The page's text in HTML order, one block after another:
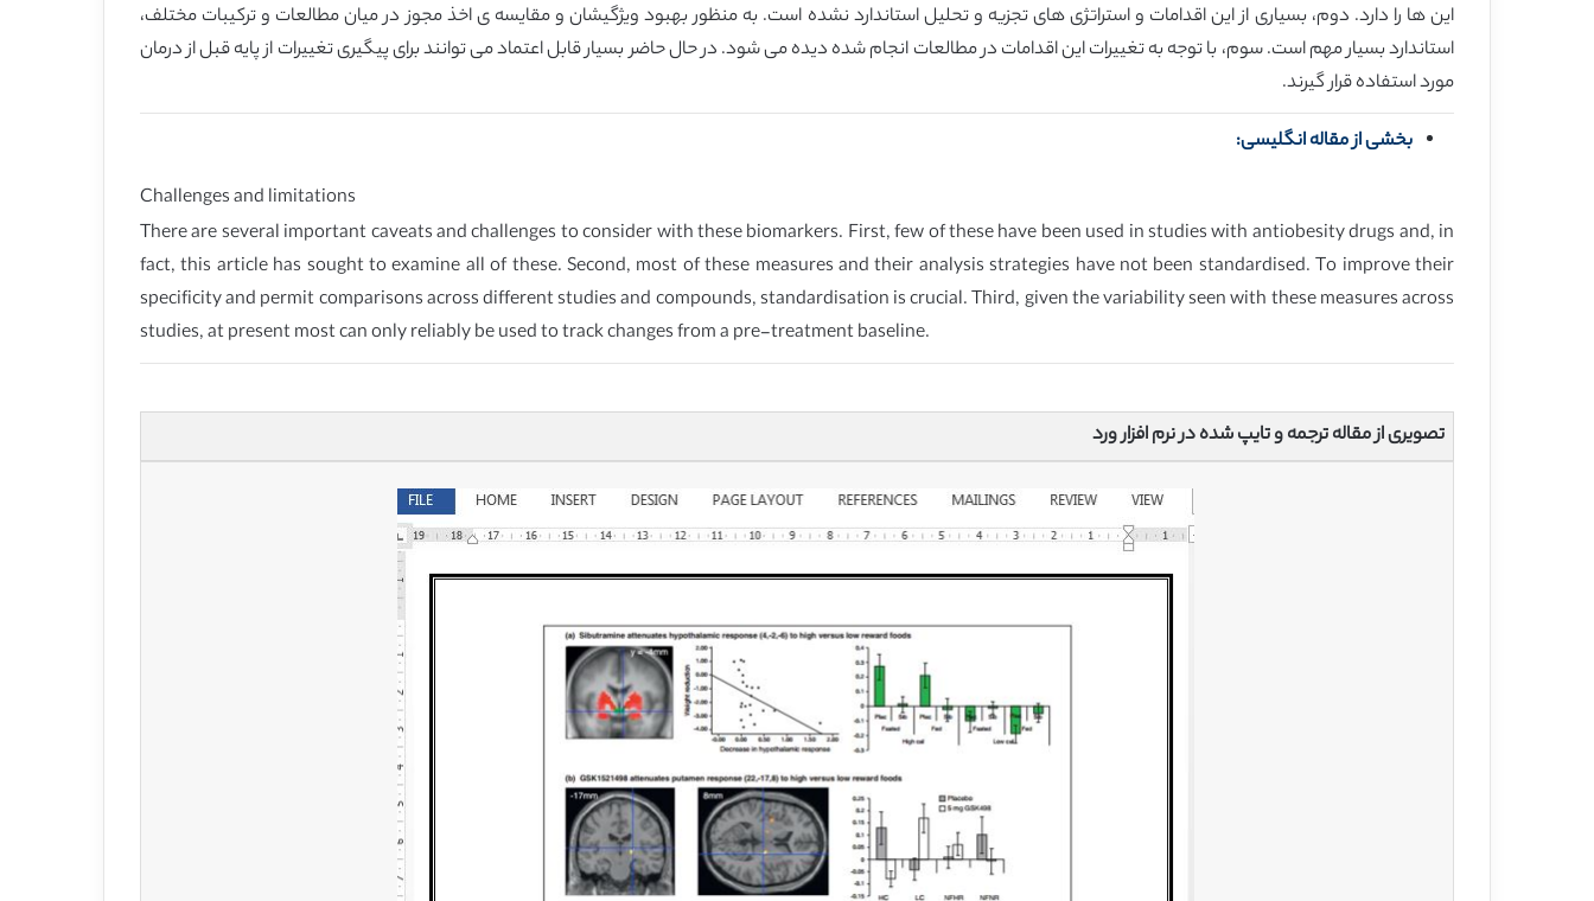
این ها را دارد. دوم، بسیاری از این اقدامات و استراتژی های تجزیه و تحلیل استاندارد نشده است. به منظور بهبود ویژگیشان و مقایسه ی اخذ مجوز در میان مطالعات و ترکیبات مختلف،
استاندارد بسیار مهم است. سوم، با توجه به تغییرات این اقدامات در مطالعات انجام شده دیده می شود. در حال حاضر بسیار قابل اعتماد می توانند برای پیگیری تغییرات از پایه قبل از درمان
مورد استفاده قرار گیرند.
بخشی از مقاله انگلیسی:
Challenges and limitations
There are several important caveats and challenges to consider with these biomarkers. First, few of these have been used in studies with antiobesity drugs and, in
fact, this article has sought to examine all of these. Second, most of these measures and their analysis strategies have not been standardised. To improve their
specificity and permit comparisons across different studies and compounds, standardisation is crucial. Third, given the variability seen with these measures across
studies, at present most can only reliably be used to track changes from a pre-treatment baseline.
تصویری از مقاله ترجمه و تایپ شده در نرم افزار ورد